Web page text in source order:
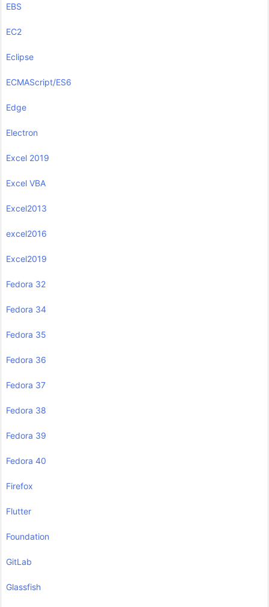
EBS
EC2
Eclipse
ECMAScript/ES6
Edge
Electron
Excel 2019
Excel VBA
Excel2013
excel2016
Excel2019
Fedora 32
Fedora 34
Fedora 35
Fedora 36
Fedora 37
Fedora 38
Fedora 39
Fedora 40
Firefox
Flutter
Foundation
GitLab
Glassfish